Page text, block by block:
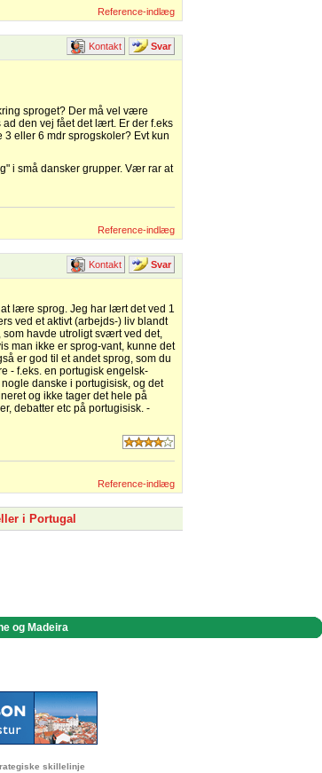
Reference-indlæg
Kontakt Svar
sproget? Der må vel være
den vej fået det lært. Er der f.eks
eller 6 mdr sprogskoler? Evt kun
i små dansker grupper. Vær rar at
Reference-indlæg
Kontakt Svar
lære sprog. Jeg har lært det ved 1
ved et aktivt (arbejds-) liv blandt
havde utroligt svært ved det,
man ikke er sprog-vant, kunne det
er god til et andet sprog, som du
- f.eks. en portugisk engelsk-
danske i portugisisk, og det
og ikke tager det hele på
debatter etc på portugisisk. -
Reference-indlæg
i Portugal
og Madeira
skillelinje